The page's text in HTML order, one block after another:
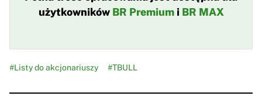
użytkowników BR Premiumi BR MAX
#Listy do akcjonariuszy #TBULL